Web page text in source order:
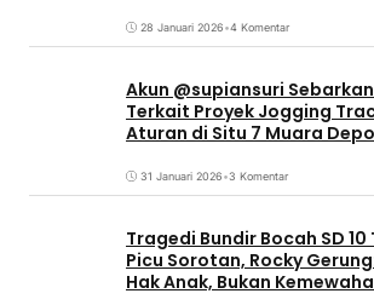
28 Januari 2026•4 Komentar
Akun @supiansuri
Terkait Proyek Jogging
Aturan di Situ 7 Muara
31 Januari 2026•3 Komentar
Tragedi Bundir Bocah SD 10
Picu Sorotan, Rocky
Hak Anak, Bukan